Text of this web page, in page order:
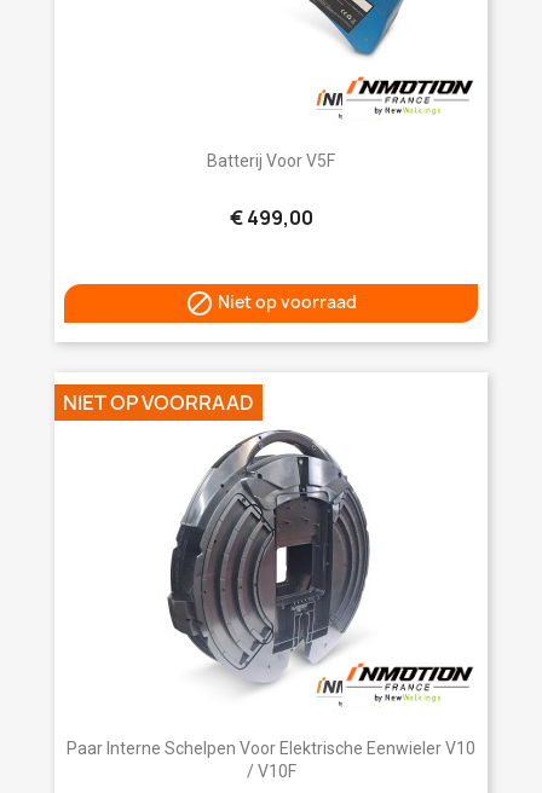
Batterij Voor V5F
€ 499,00
 Niet op voorraad
Paar Interne Schelpen Voor Elektrische Eenwieler V10
/ V10F
NIET OP VOORRAAD